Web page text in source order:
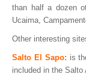
than half a dozen
Ucaima,
Other interesting
Salto El Sapo: is
included in the